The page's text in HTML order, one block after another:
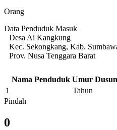
Orang
Data Penduduk Masuk
Desa Ai Kangkung
Kec. Sekongkang, Kab.
Prov. Nusa Tenggara Barat
Nama Penduduk Umur Dusun
1
Tahun
Pindah
0